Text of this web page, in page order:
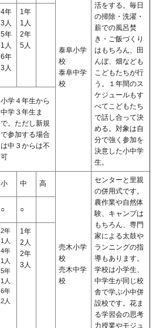
泰阜小学
校
泰阜中学
校
活をする。毎日
の掃除・洗濯・
薪での風呂焚
き・ご飯づくり
はもちろん、田
んぼ、畑なども
こどもたちが行
う。１年間のス
ケジュールもす
べてこどもたち
で話し合って決
める。対象は自
分で強く参加を
決意した小中学
生。
4年
3人
5年
1人
6年
3人
1年
1人
2年
5人
小学４年生から
中学３年生ま
で。ただし新規
で参加する場合
は中３からは不
可
小 中 高
売木小学
校
売木中学
校
センターと里親
の併用式です。
農作業や自然体
験、キャンプは
もちろん、専門
家による太鼓や
ランニングの指
導もあります。
学校は小学生、
中学生が同じ校
舎で学ぶ小中併
設校です。花ま
る学習会の思考
力授業やモジュ
○ ○
2年
1人
4年
1人
5年
1人
6年
2人
1年
2人
2年
3人